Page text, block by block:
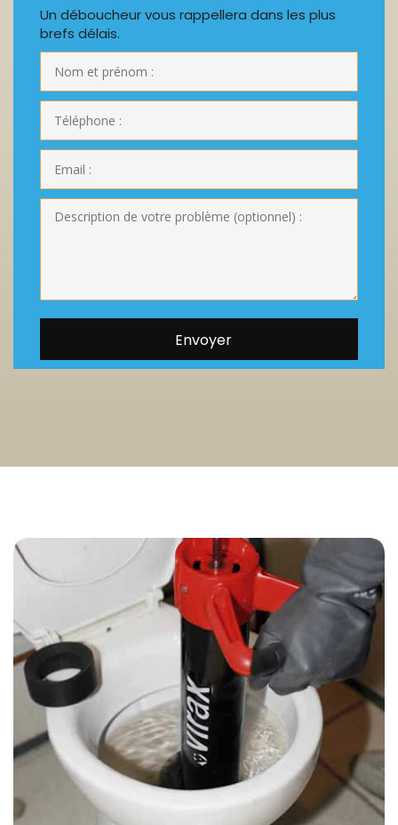
Un déboucheur vous rappellera dans les plus
brefs délais.